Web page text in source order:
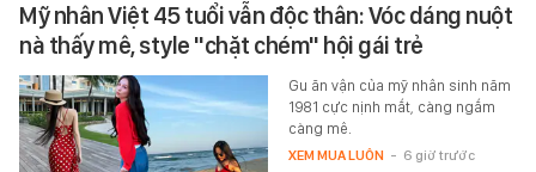
Mỹ nhân Việt 45 tuổi vẫn độc thân: Vóc dáng nuột
nà thấy mê, style "chặt chém" hội gái trẻ
Gu ăn vận của mỹ nhân sinh năm
1981 cực nịnh mắt, càng ngắm
càng mê.
XEM MUA LUÔN - 6 giờ trước